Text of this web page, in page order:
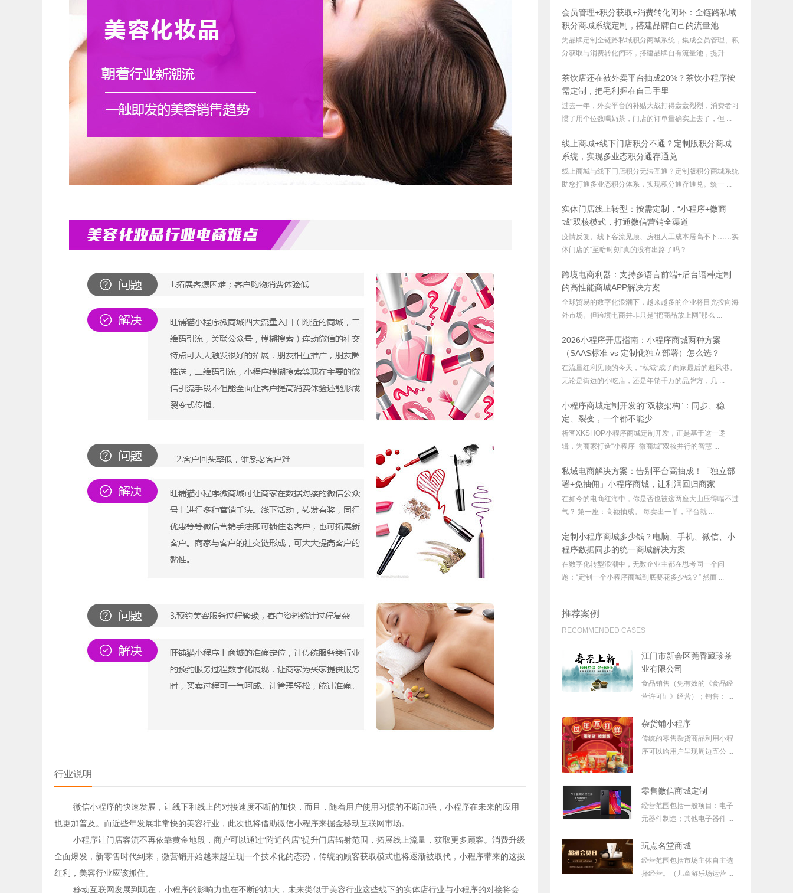
行业说明
微信小程序的快速发展，让线下和线上的对接速度不断的加快，而且，随着用户使用习惯的不断加强，小程序在未来的应用
也更加普及。而近些年发展非常快的美容行业，此次也将借助微信小程序来掘金移动互联网市场。
小程序让门店客流不再依靠黄金地段，商户可以通过“附近的店”提升门店辐射范围，拓展线上流量，获取更多顾客。消费升级
全面爆发，新零售时代到来，微营销开始越来越呈现一个技术化的态势，传统的顾客获取模式也将逐渐被取代，小程序带来的这拨
红利，美容行业应该抓住。
移动互联网发展到现在，小程序的影响力也在不断的加大，未来类似于美容行业这些线下的实体店行业与小程序的对接将会
会员管理+积分获取+消费转化闭环：全链路私域
积分商城系统定制，搭建品牌自己的流量池
为品牌定制全链路私域积分商城系统，集成会员管理、积
分获取与消费转化闭环，搭建品牌自有流量池，提升 ...
茶饮店还在被外卖平台抽成20%？茶饮小程序按
需定制，把毛利握在自己手里
过去一年，外卖平台的补贴大战打得轰轰烈烈，消费者习
惯了用个位数喝奶茶，门店的订单量确实上去了，但 ...
线上商城+线下门店积分不通？定制版积分商城
系统，实现多业态积分通存通兑
线上商城与线下门店积分无法互通？定制版积分商城系统
助您打通多业态积分体系，实现积分通存通兑。统一 ...
实体门店线上转型：按需定制，“小程序+微商
城”双核模式，打通微信营销全渠道
疫情反复、线下客流见顶、房租人工成本居高不下……实
体门店的“至暗时刻”真的没有出路了吗？
跨境电商利器：支持多语言前端+后台语种定制
的高性能商城APP解决方案
全球贸易的数字化浪潮下，越来越多的企业将目光投向海
外市场。但跨境电商并非只是“把商品放上网”那么 ...
2026小程序开店指南：小程序商城两种方案
（SAAS标准 vs 定制化独立部署）怎么选？
在流量红利见顶的今天，“私域”成了商家最后的避风港。
无论是街边的小吃店，还是年销千万的品牌方，几 ...
小程序商城定制开发的“双核架构”：同步、稳
定、裂变，一个都不能少
析客XKSHOP小程序商城定制开发，正是基于这一逻
辑，为商家打造“小程序+微商城”双核并行的智慧 ...
私域电商解决方案：告别平台高抽成！「独立部
署+免抽佣」小程序商城，让利润回归商家
在如今的电商红海中，你是否也被这两座大山压得喘不过
气？ 第一座：高额抽成。 每卖出一单，平台就 ...
定制小程序商城多少钱？电脑、手机、微信、小
程序数据同步的统一商城解决方案
在数字化转型浪潮中，无数企业主都在思考同一个问
题：“定制一个小程序商城到底要花多少钱？” 然而 ...
推荐案例
RECOMMENDED CASES
江门市新会区莞香藏珍茶
业有限公司
食品销售（凭有效的《食品经
营许可证》经营）；销售： ...
杂货铺小程序
传统的零售杂货商品利用小程
序可以给用户呈现周边五公 ...
零售微信商城定制
经营范围包括一般项目：电子
元器件制造；其他电子器件 ...
玩点名堂商城
经营范围包括市场主体自主选
择经营。（儿童游乐场运营 ...